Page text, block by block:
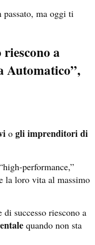
passato, ma oggi ti
riescono a
Automatico”,
o gli imprenditori di
performance,”
la loro vita al massimo
successo riescono a
quando non sta